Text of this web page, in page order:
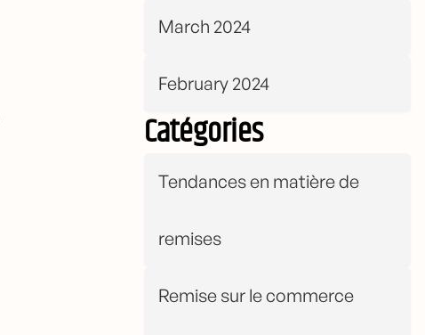
March 2024
February 2024
Catégories
Tendances en matière de
remises
Remise sur le commerce